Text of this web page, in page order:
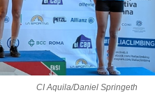
CI Aquila/Daniel Springeth